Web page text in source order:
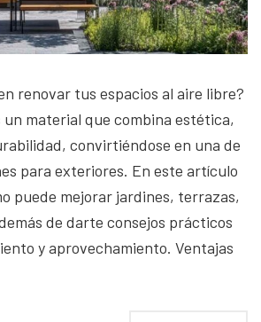
renovar tus espacios al aire libre?
material que combina estética,
convirtiéndose en una de
para exteriores. En este artículo
puede mejorar jardines, terrazas,
de darte consejos prácticos
y aprovechamiento. Ventajas